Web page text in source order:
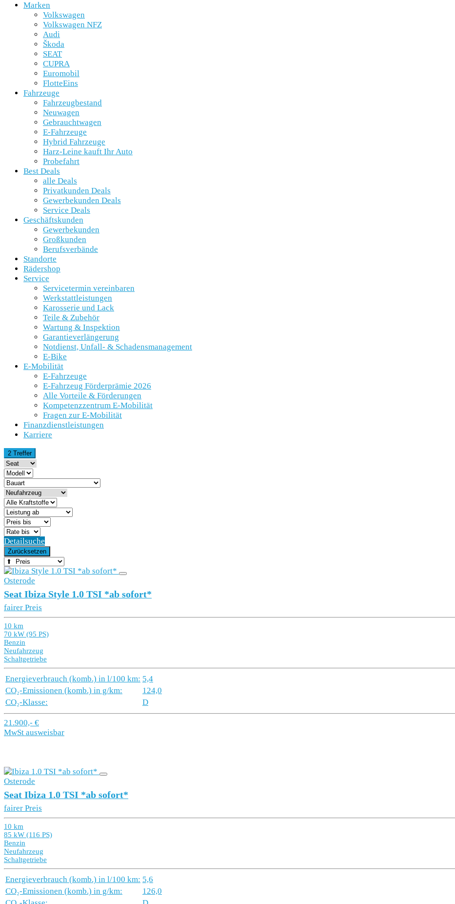
Marken
Volkswagen
Volkswagen NFZ
Audi
Škoda
SEAT
CUPRA
Euromobil
FlotteEins
Fahrzeuge
Fahrzeugbestand
Neuwagen
Gebrauchtwagen
E-Fahrzeuge
Hybrid Fahrzeuge
Harz-Leine kauft Ihr Auto
Probefahrt
Best Deals
alle Deals
Privatkunden Deals
Gewerbekunden Deals
Service Deals
Geschäftskunden
Gewerbekunden
Großkunden
Berufsverbände
Standorte
Rädershop
Service
Servicetermin vereinbaren
Werkstattleistungen
Karosserie und Lack
Teile & Zubehör
Wartung & Inspektion
Garantieverlängerung
Notdienst, Unfall- & Schadensmanagement
E-Bike
E-Mobilität
E-Fahrzeuge
E-Fahrzeug Förderprämie 2026
Alle Vorteile & Förderungen
Kompetenzzentrum E-Mobilität
Fragen zur E-Mobilität
Finanzdienstleistungen
Karriere
2 Treffer
Detailsuche
Zurücksetzen
Osterode
Seat Ibiza Style 1.0 TSI *ab sofort*
fairer Preis
10 km
70 kW (95 PS)
Benzin
Neufahrzeug
Schaltgetriebe
Energieverbrauch (komb.) in l/100 km: 5,4
CO₂-Emissionen (komb.) in g/km:
124,0
CO₂-Klasse:
D
21.900,- €
MwSt ausweisbar
Osterode
Seat Ibiza 1.0 TSI *ab sofort*
fairer Preis
10 km
85 kW (116 PS)
Benzin
Neufahrzeug
Schaltgetriebe
Energieverbrauch (komb.) in l/100 km: 5,6
CO₂-Emissionen (komb.) in g/km:
126,0